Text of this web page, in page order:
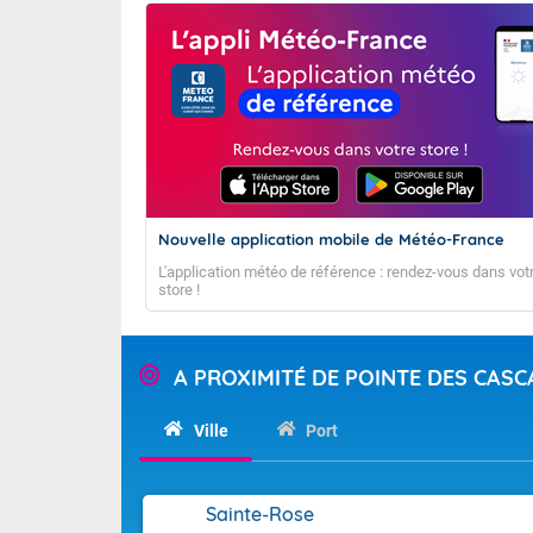
L'objectif de
cyclonique du
trajectoires
semaine S1 :
Nouvelle application mobile de Météo-France
L'application météo de référence : rendez-vous dans
store !
A PROXIMITÉ DE POINTE DES
Ville Port
Sainte-Rose